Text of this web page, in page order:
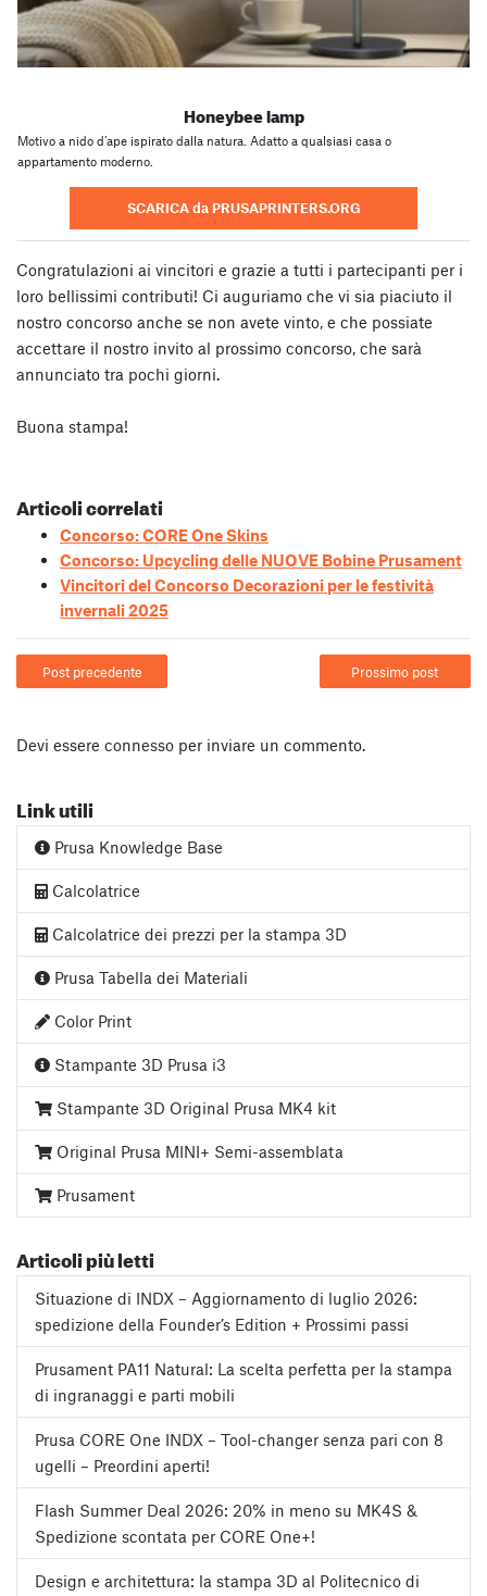
Honeybee lamp
Motivo a nido d’ape ispirato dalla natura. Adatto a qualsiasi casa o
appartamento moderno.
SCARICA da PRUSAPRINTERS.ORG
Congratulazioni ai vincitori e grazie a tutti i partecipanti per i
loro bellissimi contributi! Ci auguriamo che vi sia piaciuto il
nostro concorso anche se non avete vinto, e che possiate
accettare il nostro invito al prossimo concorso, che sarà
annunciato tra pochi giorni.
Buona stampa!
Articoli correlati
Concorso: CORE One Skins
Concorso: Upcycling delle NUOVE Bobine Prusament
Vincitori del Concorso Decorazioni per le festività
invernali 2025
Post precedente Prossimo post
Devi essere connesso per inviare un commento.
Link utili
Prusa Knowledge Base
Calcolatrice
Calcolatrice dei prezzi per la stampa 3D
Prusa Tabella dei Materiali
Color Print
Stampante 3D Prusa i3
Stampante 3D Original Prusa MK4 kit
Original Prusa MINI+ Semi-assemblata
Prusament
Articoli più letti
Situazione di INDX – Aggiornamento di luglio 2026:
spedizione della Founder’s Edition + Prossimi passi
Prusament PA11 Natural: La scelta perfetta per la stampa
di ingranaggi e parti mobili
Prusa CORE One INDX – Tool-changer senza pari con 8
ugelli – Preordini aperti!
Flash Summer Deal 2026: 20% in meno su MK4S &
Spedizione scontata per CORE One+!
Design e architettura: la stampa 3D al Politecnico di